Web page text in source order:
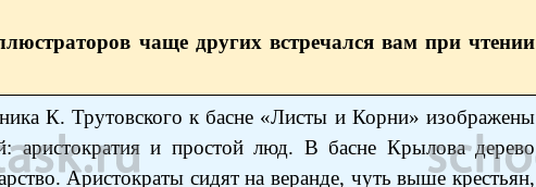
чаще других встречался вам при чтении
К. Трутовского к басне «Листы и Корни» изображены
аристократия и простой люд. В басне Крылова дерево
Аристократы сидят на веранде, чуть выше крестьян,